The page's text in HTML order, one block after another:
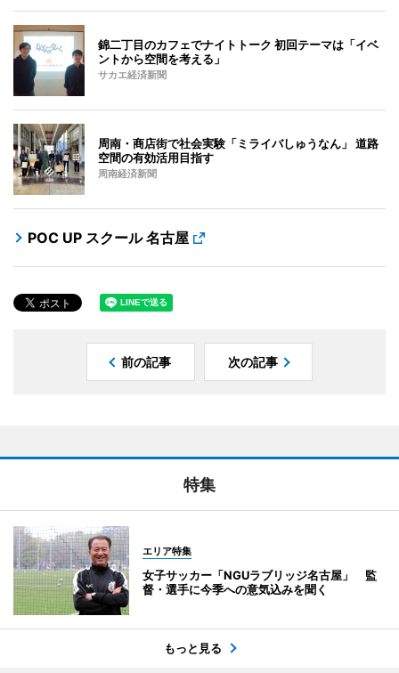
錦二丁目のカフェでナイトトーク 初回テーマは「イベ
ントから空間を考える」
サカエ経済新聞
周南・商店街で社会実験「ミライバしゅうなん」 道路
空間の有効活用目指す
周南経済新聞
POC UP スクール 名古屋
前の記事 次の記事
特集
エリア特集
女子サッカー「NGUラブリッジ名古屋」 監
督・選手に今季への意気込みを聞く
もっと見る